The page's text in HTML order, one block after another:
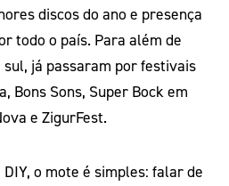
discos do ano e presença
todo o país. Para além de
já passaram por festivais
Bons Sons, Super Bock em
e ZigurFest.
o mote é simples: falar de